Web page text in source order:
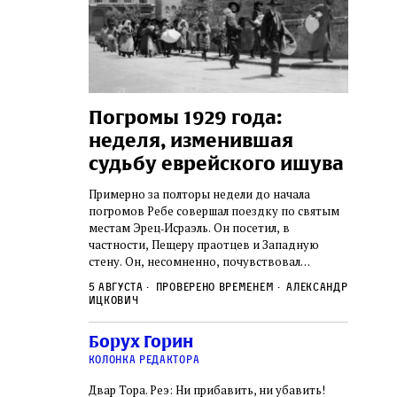
и не узнал,
имел
Погромы 1929 года:
неделя, изменившая
судьбу еврейского ишува
Примерно за полторы недели до начала
погромов Ребе совершал поездку по святым
местам Эрец‑Исраэль. Он посетил, в
частности, Пещеру праотцев и Западную
стену. Он, несомненно, почувствовал
отказался приходить к Стене в Тиша бе‑Ав,
самым не усиливать напряжённость
5 августа Проверено временем
Александр
Ицкович
Борух Горин
колонка редактора
Двар Тора. Реэ: Ни прибавить, ни убавить!